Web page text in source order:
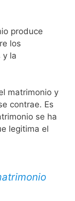
produce
los
y la
matrimonio y
contrae. Es
se ha
legitima el